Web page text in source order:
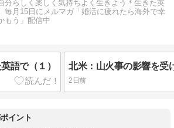
分らしく楽しく気持ちよく生きよう＊生きた英
毎月15日にメルマガ「婚活に疲れたら海外で幸
もう」配信中
語で（１）
2日前
イント